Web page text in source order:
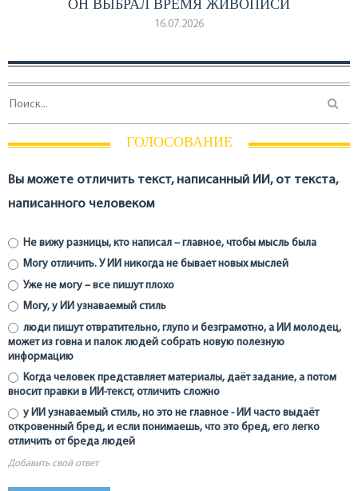
ОН ВЫБРАЛ ВРЕМЯ ЖИВОПИСИ
16.07.2026
ГОЛОСОВАНИЕ
Вы можете отличить текст, написанный ИИ, от текста,
написанного человеком
Не вижу разницы, кто написал – главное, чтобы мысль была
Могу отличить. У ИИ никогда не бывает новых мыслей
Уже не могу – все пишут плохо
Могу, у ИИ узнаваемый стиль
люди пишут отвратительно, глупо и безграмотно, а ИИ молодец,
может из говна и палок людей собрать новую полезную
информацию
Когда человек представляет материалы, даёт задание, а потом
вносит правки в ИИ-текст, отличить сложно
у ИИ узнаваемый стиль, но это не главное - ИИ часто выдаёт
откровенный бред, и если понимаешь, что это бред, его легко
отличить от бреда людей
Добавить свой ответ